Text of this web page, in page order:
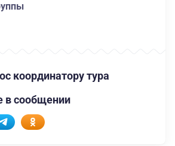
координатору тура
в сообщении